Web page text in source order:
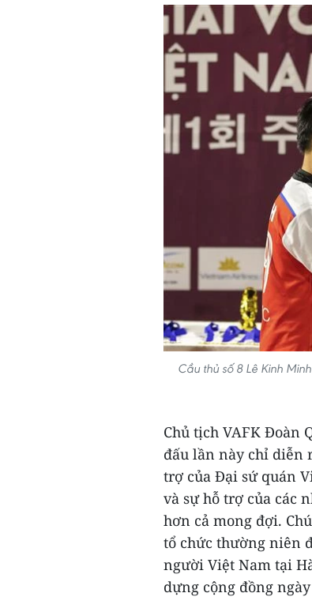
Cầu thủ số 8 Lê Kinh
Chủ tịch VAFK Đoàn
đấu lần này chỉ diễn
trợ của Đại sứ quán
và sự hỗ trợ của các
hơn cả mong đợi.
tổ chức thường niên
người Việt Nam tại
dựng cộng đồng